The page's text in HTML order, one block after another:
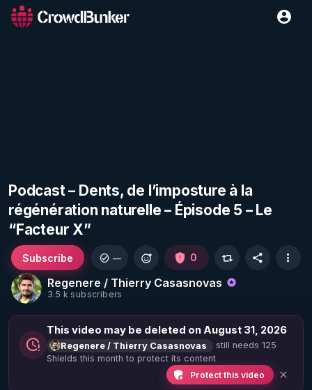
Podcast – Dents, de l’imposture à la
régénération naturelle – Épisode 5 – Le
“Facteur X”
Regenere / Thierry Casasnovas
3.5 k subscribers
Subscribe — 0
This video may be deleted on August 31, 2026
Regenere / Thierry Casasnovas
still needs 125
Shields this month to protect its content
Protect this video